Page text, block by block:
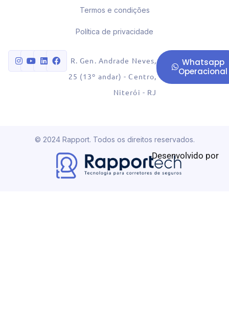
Termos e condições
Política de privacidade
R. Gen. Andrade Neves,
25 (13º andar) - Centro,
Niterói - RJ
Whatsapp
Operacional
© 2024 Rapport. Todos os direitos reservados.
Desenvolvido por